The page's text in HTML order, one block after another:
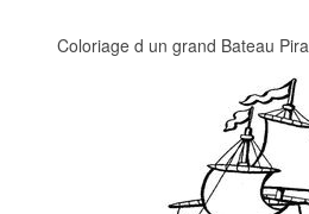
Coloriage d un grand Bateau